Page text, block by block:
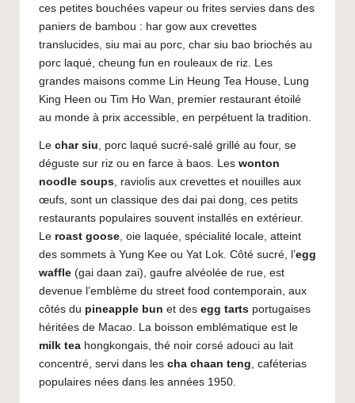
ces petites bouchées vapeur ou frites servies dans des
paniers de bambou : har gow aux crevettes
translucides, siu mai au porc, char siu bao briochés au
porc laqué, cheung fun en rouleaux de riz. Les
grandes maisons comme Lin Heung Tea House, Lung
King Heen ou Tim Ho Wan, premier restaurant étoilé
au monde à prix accessible, en perpétuent la tradition.
Le char siu, porc laqué sucré-salé grillé au four, se
déguste sur riz ou en farce à baos. Les wonton
noodle soups, raviolis aux crevettes et nouilles aux
œufs, sont un classique des dai pai dong, ces petits
restaurants populaires souvent installés en extérieur.
Le roast goose, oie laquée, spécialité locale, atteint
des sommets à Yung Kee ou Yat Lok. Côté sucré, l’egg
waffle (gai daan zai), gaufre alvéolée de rue, est
devenue l’emblème du street food contemporain, aux
côtés du pineapple bun et des egg tarts portugaises
héritées de Macao. La boisson emblématique est le
milk tea hongkongais, thé noir corsé adouci au lait
concentré, servi dans les cha chaan teng, caféterias
populaires nées dans les années 1950.